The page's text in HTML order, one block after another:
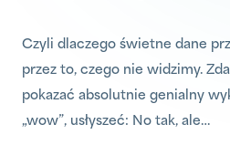
Czyli dlaczego świetne dane
przez to, czego nie widzimy.
pokazać absolutnie genialny
„wow”, usłyszeć: No tak, ale…